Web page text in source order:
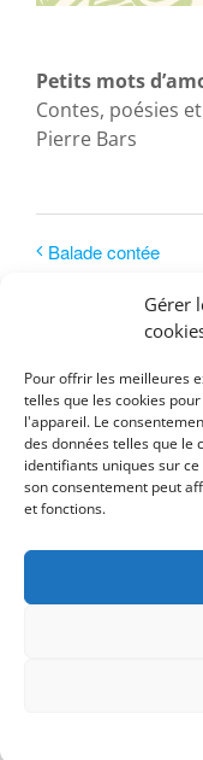
Gérer
Pour offrir les meilleures
telles que les cookies
l'appareil. Le
des données telles que le
identifiants uniques sur
son consentement peut
et fonctions.
Petits mots
Contes, poésies
Pierre Bars
Balade contée
Détails